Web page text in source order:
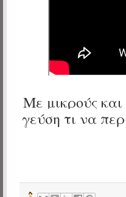
Με μικρούς και
γεύση τι να